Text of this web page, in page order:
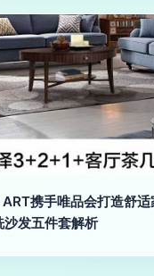
携手唯品会打造舒
沙发五件套解析